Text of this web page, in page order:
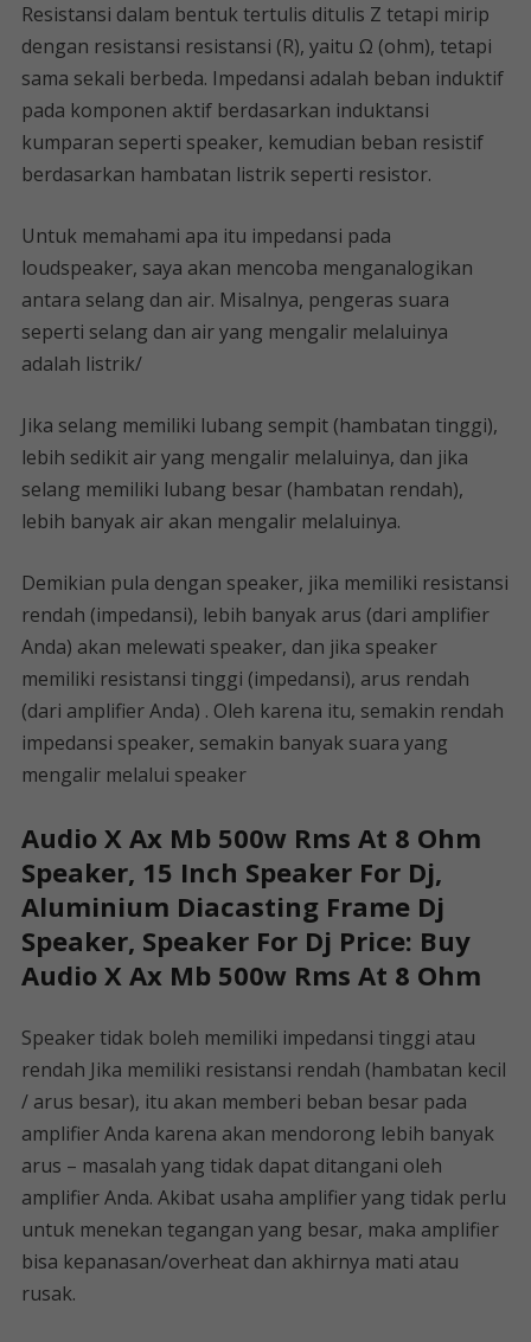
Resistansi dalam bentuk tertulis ditulis Z tetapi mirip
dengan resistansi resistansi (R), yaitu Ω (ohm), tetapi
sama sekali berbeda. Impedansi adalah beban induktif
pada komponen aktif berdasarkan induktansi
kumparan seperti speaker, kemudian beban resistif
berdasarkan hambatan listrik seperti resistor.
Untuk memahami apa itu impedansi pada
loudspeaker, saya akan mencoba menganalogikan
antara selang dan air. Misalnya, pengeras suara
seperti selang dan air yang mengalir melaluinya
adalah listrik/
Jika selang memiliki lubang sempit (hambatan tinggi),
lebih sedikit air yang mengalir melaluinya, dan jika
selang memiliki lubang besar (hambatan rendah),
lebih banyak air akan mengalir melaluinya.
Demikian pula dengan speaker, jika memiliki resistansi
rendah (impedansi), lebih banyak arus (dari amplifier
Anda) akan melewati speaker, dan jika speaker
memiliki resistansi tinggi (impedansi), arus rendah
(dari amplifier Anda) . Oleh karena itu, semakin rendah
impedansi speaker, semakin banyak suara yang
mengalir melalui speaker
Audio X Ax Mb 500w Rms At 8 Ohm
Speaker, 15 Inch Speaker For Dj,
Aluminium Diacasting Frame Dj
Speaker, Speaker For Dj Price: Buy
Audio X Ax Mb 500w Rms At 8 Ohm
Speaker tidak boleh memiliki impedansi tinggi atau
rendah Jika memiliki resistansi rendah (hambatan kecil
/ arus besar), itu akan memberi beban besar pada
amplifier Anda karena akan mendorong lebih banyak
arus – masalah yang tidak dapat ditangani oleh
amplifier Anda. Akibat usaha amplifier yang tidak perlu
untuk menekan tegangan yang besar, maka amplifier
bisa kepanasan/overheat dan akhirnya mati atau
rusak.